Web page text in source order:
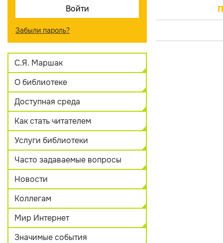
Забыли пароль?
С.Я. Маршак
О библиотеке
Доступная среда
Как стать читателем
Услуги библиотеки
Часто задаваемые вопросы
Новости
Коллегам
Мир Интернет
Значимые события